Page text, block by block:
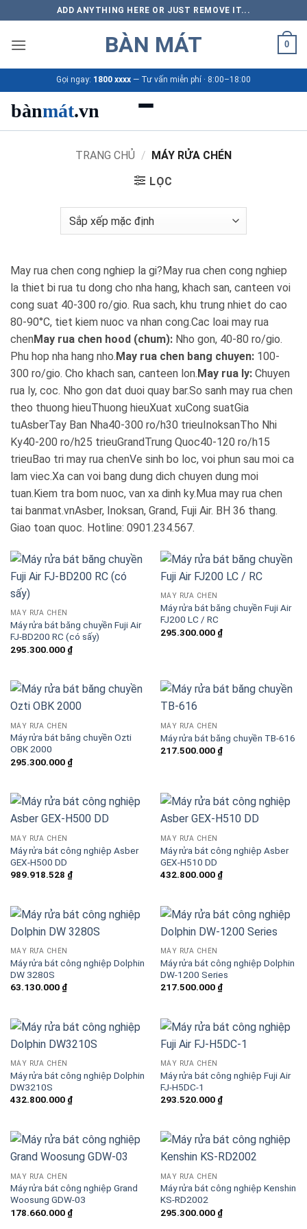
qua
nội
ADD ANYTHING HERE OR JUST REMOVE IT...
BÀN MÁT 0
Gọi ngay: 1800 xxxx — Tư vấn miễn phí · 8:00–18:00
bànmát.vn
Thương hiệu
Ứng dụng
Blog kiến thức
Liên hệ
Báo giá miễn phí →
TRANG CHỦ / MÁY RỬA CHÉN
LỌC
May rua chen cong nghiep la gi?May rua chen cong nghiep
la thiet bi rua tu dong cho nha hang, khach san, canteen voi
cong suat 40-300 ro/gio. Rua sach, khu trung nhiet do cao
80-90°C, tiet kiem nuoc va nhan cong.Cac loai may rua
chenMay rua chen hood (chum): Nho gon, 40-80 ro/gio.
Phu hop nha hang nho.May rua chen bang chuyen: 100-
300 ro/gio. Cho khach san, canteen lon.May rua ly: Chuyen
rua ly, coc. Nho gon dat duoi quay bar.So sanh may rua chen
theo thuong hieuThuong hieuXuat xuCong suatGia
tuAsberTay Ban Nha40-300 ro/h30 trieuInoksanTho Nhi
Ky40-200 ro/h25 trieuGrandTrung Quoc40-120 ro/h15
trieuBao tri may rua chenVe sinh bo loc, voi phun sau moi ca
lam viec.Xa can voi bang dung dich chuyen dung moi
tuan.Kiem tra bom nuoc, van xa dinh ky.Mua may rua chen
tai banmat.vnAsber, Inoksan, Grand, Fuji Air. BH 36 thang.
Giao toan quoc. Hotline: 0901.234.567.
MÁY RỬA CHÉN
Máy rửa bát băng chuyền Fuji Air
FJ-BD200 RC (có sấy)
295.300.000 ₫
MÁY RỬA CHÉN
Máy rửa bát băng chuyền Fuji Air
FJ200 LC / RC
295.300.000 ₫
MÁY RỬA CHÉN
Máy rửa bát băng chuyền Ozti
OBK 2000
295.300.000 ₫
MÁY RỬA CHÉN
Máy rửa bát băng chuyền TB-616
217.500.000 ₫
MÁY RỬA CHÉN
Máy rửa bát công nghiệp Asber
GEX-H500 DD
989.918.528 ₫
MÁY RỬA CHÉN
Máy rửa bát công nghiệp Asber
GEX-H510 DD
432.800.000 ₫
MÁY RỬA CHÉN
Máy rửa bát công nghiệp Dolphin
DW 3280S
63.130.000 ₫
MÁY RỬA CHÉN
Máy rửa bát công nghiệp Dolphin
DW-1200 Series
217.500.000 ₫
MÁY RỬA CHÉN
Máy rửa bát công nghiệp Dolphin
DW3210S
432.800.000 ₫
MÁY RỬA CHÉN
Máy rửa bát công nghiệp Fuji Air
FJ-H5DC-1
293.520.000 ₫
MÁY RỬA CHÉN
Máy rửa bát công nghiệp Grand
Woosung GDW-03
178.660.000 ₫
MÁY RỬA CHÉN
Máy rửa bát công nghiệp Kenshin
KS-RD2002
295.300.000 ₫